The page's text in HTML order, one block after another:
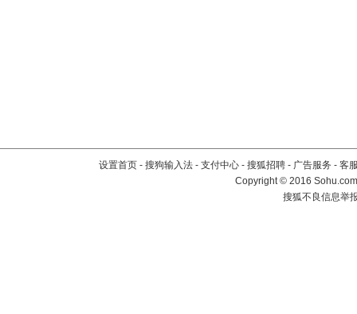
设置首页 - 搜狗输入法 - 支付中心 - 搜狐招聘 - 广告服务 - 客
Copyright©2016
搜狐不良信息举